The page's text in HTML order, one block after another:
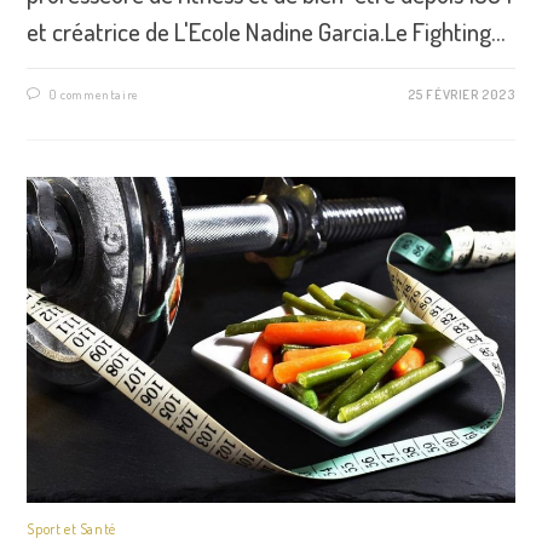
et créatrice de L'Ecole Nadine Garcia.Le Fighting…
0 commentaire 25 FÉVRIER 2023
Sport et Santé